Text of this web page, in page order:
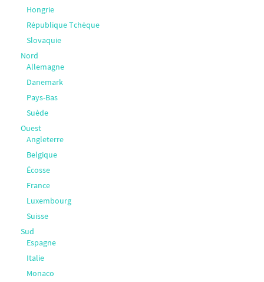
Hongrie
République Tchèque
Slovaquie
Nord
Allemagne
Danemark
Pays-Bas
Suède
Ouest
Angleterre
Belgique
Écosse
France
Luxembourg
Suisse
Sud
Espagne
Italie
Monaco